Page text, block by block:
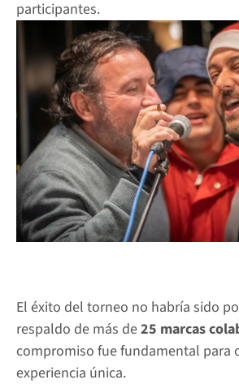
participantes.
El éxito del torneo no habría sido
respaldo de más de 25 marcas
compromiso fue fundamental para
experiencia única.